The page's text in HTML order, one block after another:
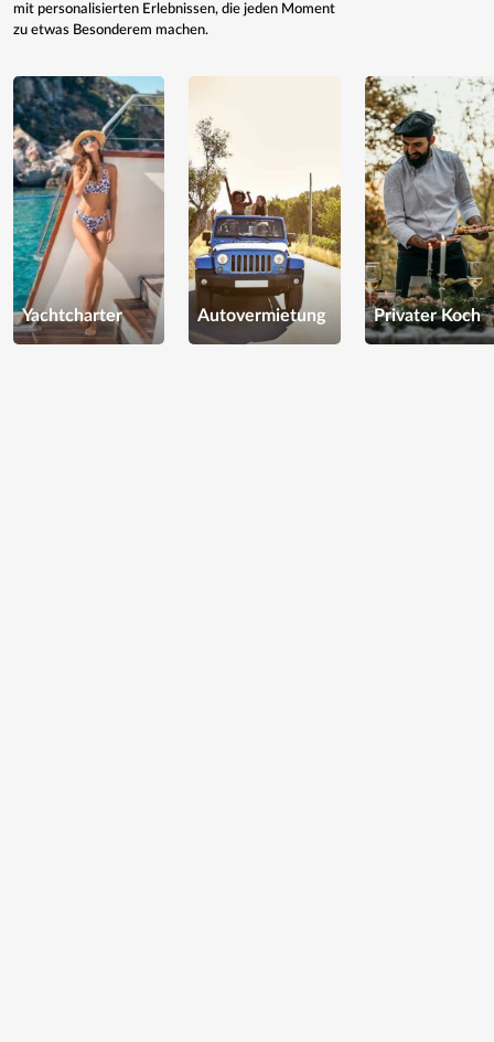
mit personalisierten Erlebnissen, die jeden Moment
zu etwas Besonderem machen.
Yachtcharter Autovermietung Privater Koch